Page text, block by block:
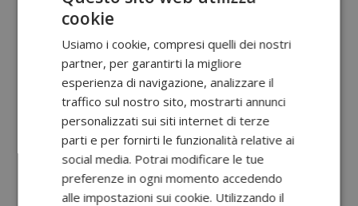
cookie
Usiamo i cookie, compresi quelli dei nostri
partner, per garantirti la migliore
esperienza di navigazione, analizzare il
traffico sul nostro sito, mostrarti annunci
personalizzati sui siti internet di terze
parti e per fornirti le funzionalità relative ai
social media. Potrai modificare le tue
preferenze in ogni momento accedendo
alle impostazioni sui cookie. Utilizzando il